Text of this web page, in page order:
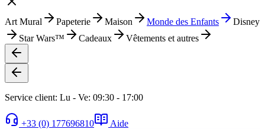
Art Mural Papeterie Maison Monde des Enfants
Disney
Star Wars™
Cadeaux Vêtements et autres
Service client: Lu - Ve: 09:30 - 17:00
+33 (0) 177696810 Aide